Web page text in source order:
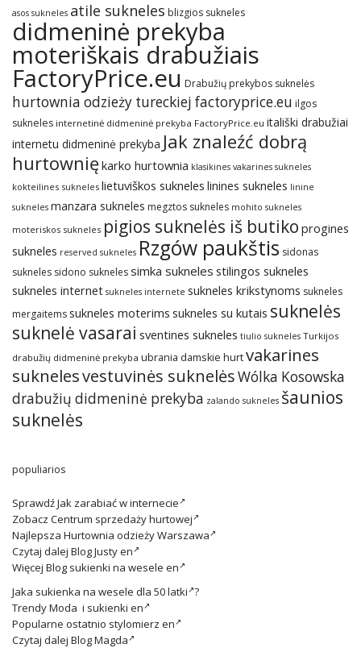
asos sukneles atile sukneles blizgios sukneles
didmeninė prekyba
moteriškais drabužiais
FactoryPrice.eu Drabužių prekybos suknelės
hurtownia odzieży tureckiej factoryprice.eu ilgos
sukneles internetinė didmeninė prekyba FactoryPrice.eu itališki drabužiai
internetu didmeninė prekyba Jak znaleźć dobrą
hurtowniękarko hurtownia klasikines vakarines sukneles
kokteilines sukneles lietuviškos sukneles linines sukneles linine
sukneles manzara sukneles megztos sukneles mohito sukneles
moteriskos sukneles pigios suknelės iš butiko progines
sukneles reserved sukneles Rzgów paukštis sidonas
sukneles sidono suknelessimka sukneles stilingos sukneles
sukneles internet sukneles internete sukneles krikstynoms sukneles
mergaitemssukneles moterims sukneles su kutais suknelės
suknelė vasarai sventines sukneles tiulio sukneles Turkijos
drabužių didmeninė prekyba ubrania damskie hurtvakarines
suknelesvestuvinės suknelėsWólka Kosowska
drabužių didmeninė prekyba zalando sukneles šaunios
suknelės
populiarios
SprawdźJak zarabiać w internecie
Zobacz Centrum sprzedaży hurtowej
Najlepsza Hurtownia odzieży Warszawa
Czytaj dalej Blog Justy en
Więcej Blog sukienki na wesele en
Jaka sukienka na wesele dla 50 latki ?
TrendyModa i sukienki en
Popularne ostatnio stylomierz en
Czytaj dalej Blog Magda